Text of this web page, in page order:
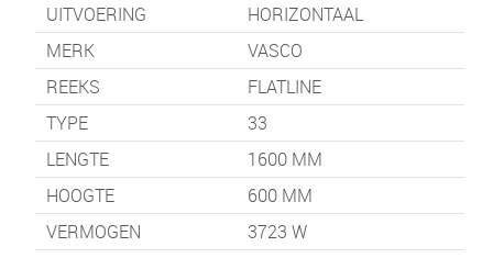
UITVOERING
HORIZONTAAL
MERK
VASCO
REEKS
FLATLINE
TYPE
33
LENGTE
1600 MM
HOOGTE
600 MM
VERMOGEN
3723 W